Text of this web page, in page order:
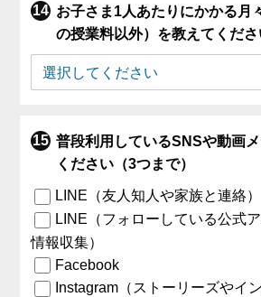
お子さま1人あたりにかかる月
の授業料以外）を教えてくださ
普段利用しているSNSや動画
ください（3つまで）
LINE（友人知人や家族と連絡）
LINE（フォローしている公式
情報収集）
Facebook
Instagram（ストーリーズやイ